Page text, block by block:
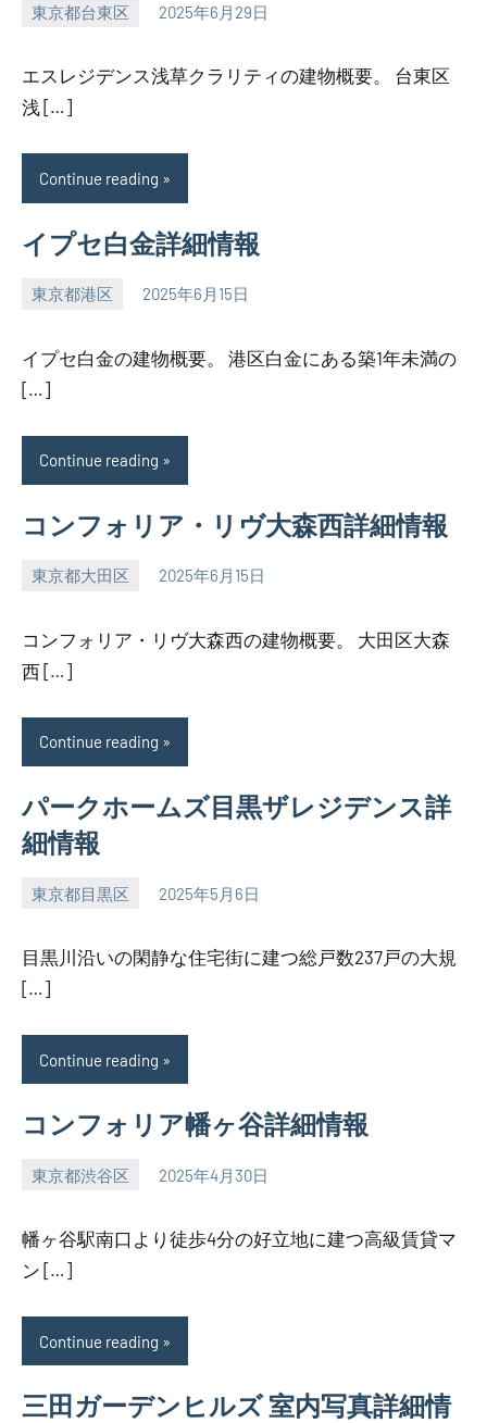
東京都台東区 2025年6月29日
SEZIMO
エスレジデンス浅草クラリティの建物概要。 台東区
浅 […]
Continue reading
イプセ白金詳細情報
東京都港区 2025年6月15日
SEZIMO
イプセ白金の建物概要。 港区白金にある築1年未満の
[…]
Continue reading
コンフォリア・リヴ大森西詳細情報
東京都大田区 2025年6月15日
SEZIMO
コンフォリア・リヴ大森西の建物概要。 大田区大森
西 […]
Continue reading
パークホームズ目黒ザレジデンス詳
細情報
東京都目黒区 2025年5月6日
SEZIMO
目黒川沿いの閑静な住宅街に建つ総戸数237戸の大規
[…]
Continue reading
コンフォリア幡ヶ谷詳細情報
東京都渋谷区 2025年4月30日
SEZIMO
幡ヶ谷駅南口より徒歩4分の好立地に建つ高級賃貸マ
ン […]
Continue reading
三田ガーデンヒルズ 室内写真詳細情